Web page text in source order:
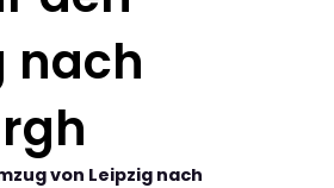
nach
von Leipzig nach